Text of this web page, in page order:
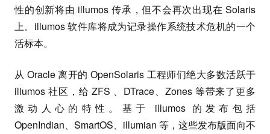
性的创新将由 illumos 传承，但不会再次出现在 Solaris
上。illumos 软件库将成为记录操作系统技术危机的一个
活标本。
从 Oracle 离开的 OpenSolaris 工程师们绝大多数活跃于
illumos 社区，给 ZFS 、DTrace、Zones 等带来了更多
激动人心的特性。基于 illumos 的发布包括
OpenIndian、SmartOS、illumian 等，这些发布版面向不